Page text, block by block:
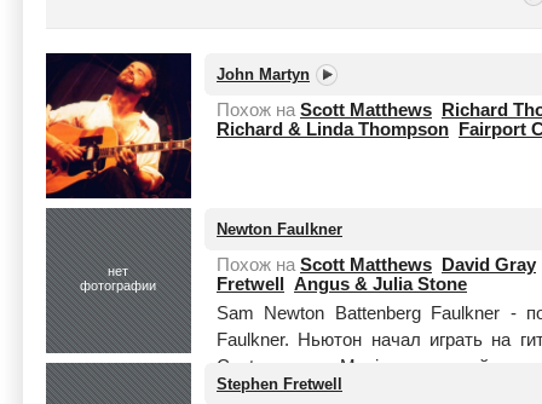
John Martyn
Похож на Scott Matthews
Richard
Richard & Linda Thompson
Fairport
нет
фотографии
Newton Faulkner
Похож на Scott Matthews
David Gray
Fretwell
Angus & Julia Stone
Sam Newton Battenberg Faulkner -
Faulkner. Ньютон начал играть на
Contemporary Music, в которой
Читать целиком
Stephen Fretwell